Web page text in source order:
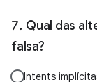
Qual das
falsa?
Intents